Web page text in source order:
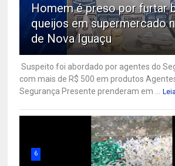
Homem é preso por furtar
queijos em supermercado
de Nova Iguaçu
Suspeito foi abordado por agentes do
com mais de R$ 500 em produtos
Segurança Presente prenderam em ...
6